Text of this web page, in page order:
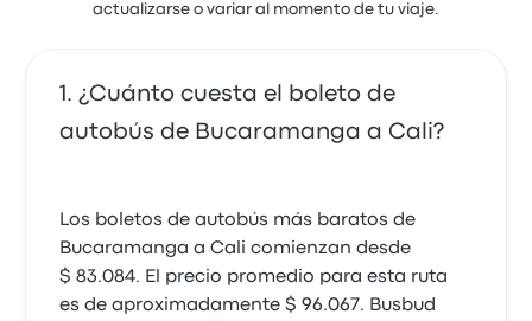
actualizarse o variar al momento de tu viaje.
¿Cuánto cuesta el boleto de
autobús de Bucaramanga a Cali?
Los boletos de autobús más baratos de
Bucaramanga a Cali comienzan desde
$ 83.084. El precio promedio para esta ruta
es de aproximadamente $ 96.067. Busbud